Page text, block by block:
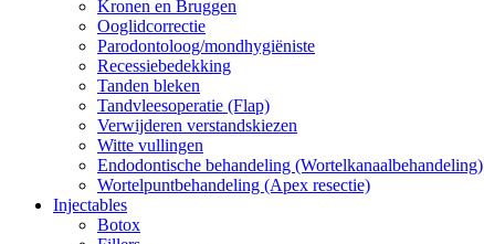
Kronen en Bruggen
Ooglidcorrectie
Parodontoloog/mondhygiëniste
Recessiebedekking
Tanden bleken
Tandvleesoperatie (Flap)
Verwijderen verstandskiezen
Witte vullingen
Endodontische behandeling (Wortelkanaalbehandeling)
Wortelpuntbehandeling (Apex resectie)
Injectables
Botox